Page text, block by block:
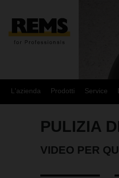
L'azienda Prodotti Service
PULIZIA
VIDEO PER